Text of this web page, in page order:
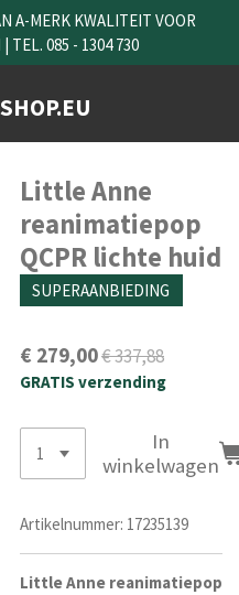
A-MERK KWALITEIT VOOR
TEL. 085 - 1304 730
Little Anne
reanimatiepop
QCPR lichte huid
SUPERAANBIEDING
€ 279,00€ 337,88
GRATIS verzending
In
winkelwagen
Artikelnummer: 17235139
LittleAnne reanimatiepop